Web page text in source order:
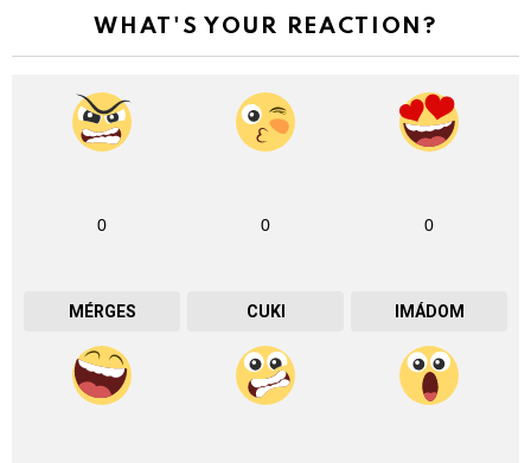
WHAT'S YOUR REACTION?
0
MÉRGES
0
CUKI
0
IMÁDOM